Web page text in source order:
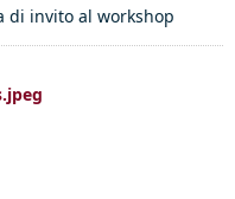
di invito al workshop